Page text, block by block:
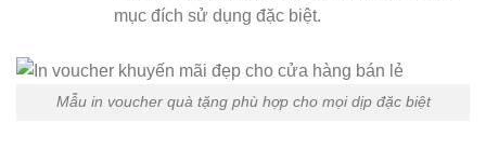
mục đích sử dụng đặc biệt.
Mẫu in voucher quà tặng phù hợp cho mọi dịp đặc biệt